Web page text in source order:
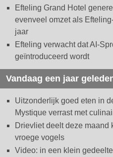
Efteling Grand Hotel
evenveel omzet als
jaar
Efteling verwacht dat AI-
geïntroduceerd wordt
Vandaag een jaar
Uitzonderlijk goed eten in
Mystique verrast met
Drievliet deelt deze maand
vroege vogels
Video: in een klein